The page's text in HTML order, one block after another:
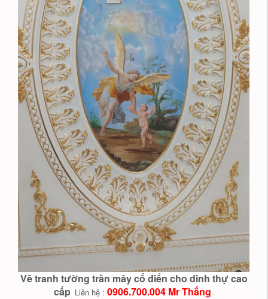
Vẽ tranh tường trần mây cổ điển cho dinh thự cao
cấp Liên hệ : 0906.700.004 Mr Thắng